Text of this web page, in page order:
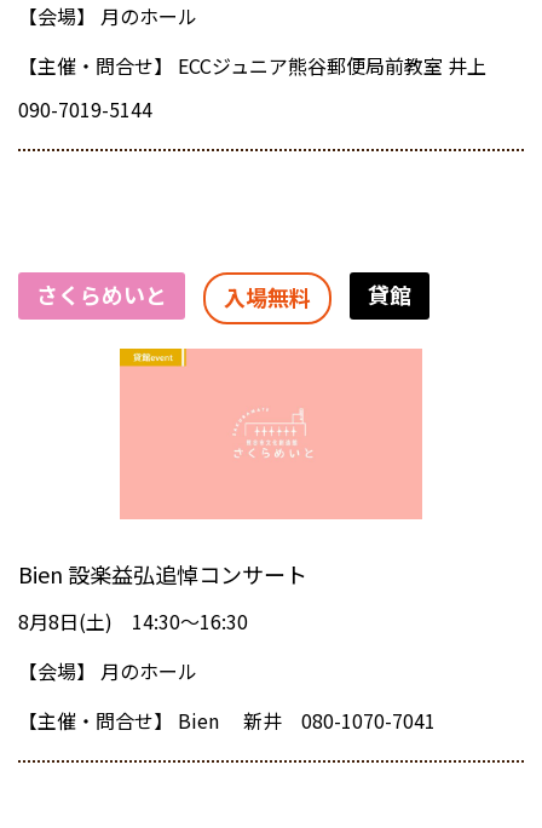
【会場】
月のホール
【主催・問合せ】
ECCジュニア熊谷郵便局前教室 井上
090-7019-5144
さくらめいと 入場無料 貸館
Bien 設楽益弘追悼コンサート
8月8日(土) 14:30～16:30
【会場】
月のホール
【主催・問合せ】
Bien 新井 080-1070-7041